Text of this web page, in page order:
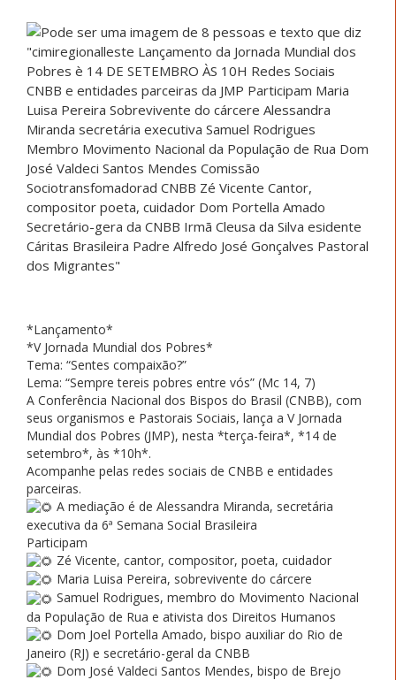
*Lançamento*
*V Jornada Mundial dos Pobres*
Tema: “Sentes compaixão?”
Lema: “Sempre tereis pobres entre vós” (Mc 14, 7)
A Conferência Nacional dos Bispos do Brasil (CNBB), com
seus organismos e Pastorais Sociais, lança a V Jornada
Mundial dos Pobres (JMP), nesta *terça-feira*, *14 de
setembro*, às *10h*.
Acompanhe pelas redes sociais de CNBB e entidades
parceiras.
A mediação é de Alessandra Miranda, secretária
executiva da 6ª Semana Social Brasileira
Participam
Zé Vicente, cantor, compositor, poeta, cuidador
Maria Luisa Pereira, sobrevivente do cárcere
Samuel Rodrigues, membro do Movimento Nacional
da População de Rua e ativista dos Direitos Humanos
Dom Joel Portella Amado, bispo auxiliar do Rio de
Janeiro (RJ) e secretário-geral da CNBB
Dom José Valdeci Santos Mendes, bispo de Brejo